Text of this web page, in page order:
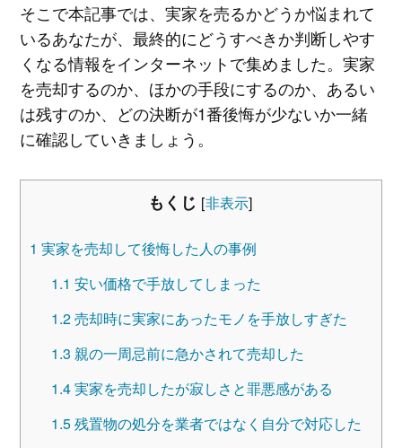
そこで本記事では、実家を売るかどうか悩まれて
いるあなたが、最終的にどうすべきか判断しやす
くなる情報をインターネットで集めました。実家
を売却するのか、ほかの手段にするのか、あるい
は残すのか、どの決断が1番後悔が少ないか一緒
に確認していきましょう。
もくじ [非表示]
1 実家を売却して後悔した人の事例
1.1 安い価格で手放してしまった
1.2売却時に実家にあったモノを手放しすぎた
1.3 親の一周忌前に急かされて売却した
1.4実家を売却したが寂しさと罪悪感がある
1.5残置物の処分を業者ではなく自分で対応した